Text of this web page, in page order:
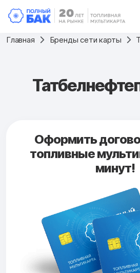
Главная Бренды сети карты
Оформить
топливные
минут!